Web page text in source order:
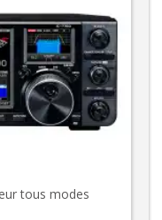
tous modes